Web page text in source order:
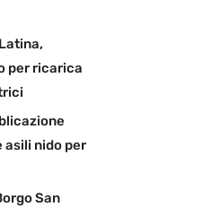
per ricarica
nido per
San